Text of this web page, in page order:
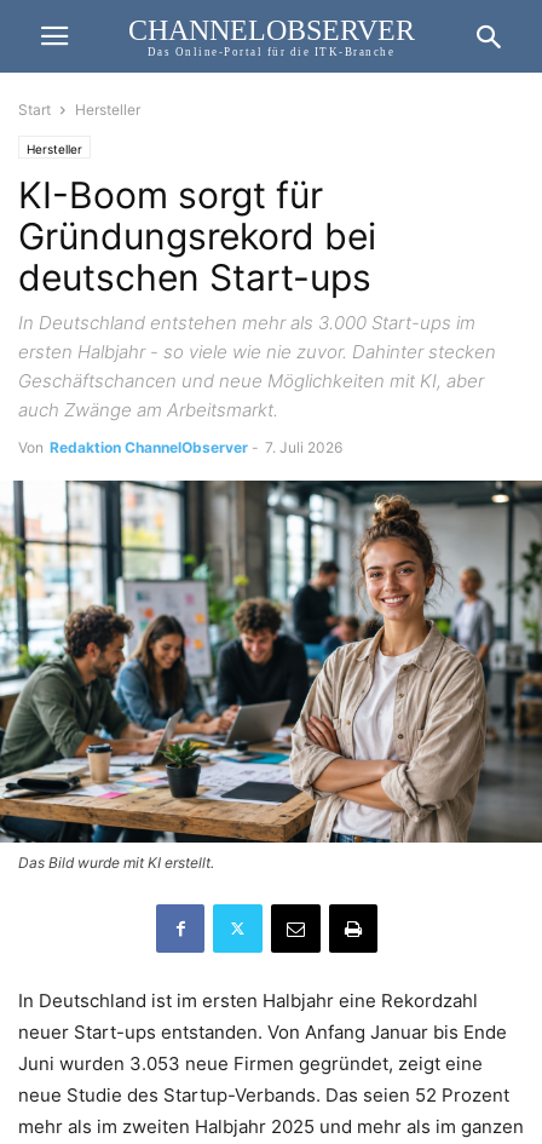
CHANNELOBSERVER
Das Online-Portal für die ITK-Branche
Start Hersteller
Hersteller
KI-Boom sorgt für
Gründungsrekord bei
deutschen Start-ups
In Deutschland entstehen mehr als 3.000 Start-ups im
ersten Halbjahr - so viele wie nie zuvor. Dahinter stecken
Geschäftschancen und neue Möglichkeiten mit KI, aber
auch Zwänge am Arbeitsmarkt.
Von Redaktion ChannelObserver - 7. Juli 2026
Das Bild wurde mit KI erstellt.
In Deutschland ist im ersten Halbjahr eine Rekordzahl
neuer Start-ups entstanden. Von Anfang Januar bis Ende
Juni wurden 3.053 neue Firmen gegründet, zeigt eine
neue Studie des Startup-Verbands. Das seien 52 Prozent
mehr als im zweiten Halbjahr 2025 und mehr als im ganzen